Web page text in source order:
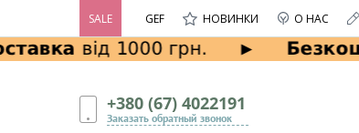
SALE GEF НОВИНКИ О НАС
+380 (67) 4022191
Заказать обратный звонок